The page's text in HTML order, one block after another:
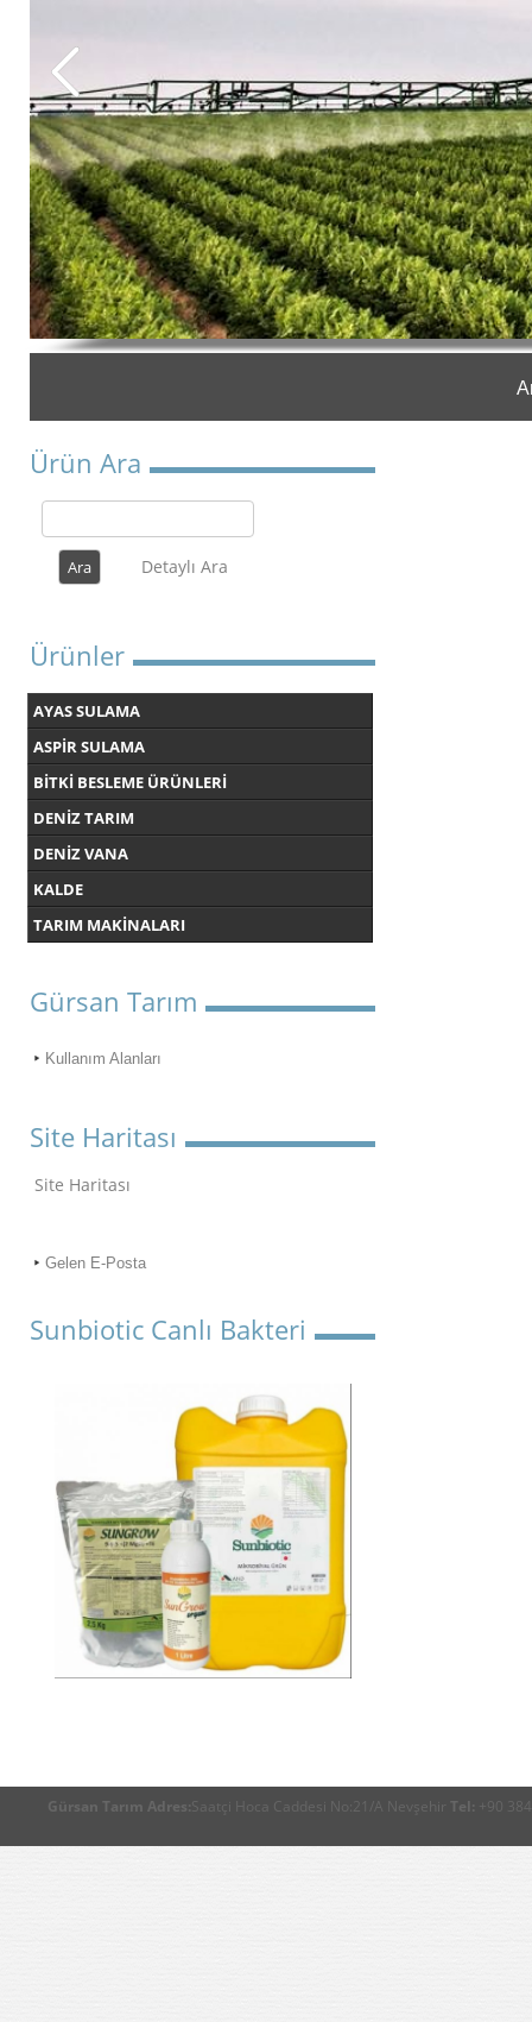
Ürün Ara
Detaylı Ara
Ürünler
AYAS SULAMA
ASPİR SULAMA
BİTKİ BESLEME ÜRÜNLERİ
DENİZ TARIM
DENİZ VANA
KALDE
TARIM MAKİNALARI
Gürsan Tarım
Kullanım Alanları
Site Haritası
Site Haritası
Gelen E-Posta
Sunbiotic Canlı Bakteri
Gürsan Tarım Adres: Saatçi Hoca Caddesi No:21/A Nevşehir Tel: +90